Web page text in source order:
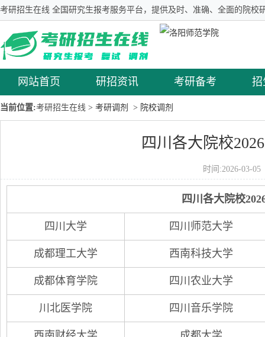
考研招生在线 全国研究生报考服务平台，提供及时、准确、全面的院校
网站首页 研招资讯 考研备考 招
当前位置:考研招生在线 > 考研调剂 > 院校调剂
四川各大院校
时间:2026-03-
四川各大院校
四川大学 四川师范大学
成都理工大学 西南科技大学
成都体育学院 四川农业大学
川北医学院 四川音乐学院